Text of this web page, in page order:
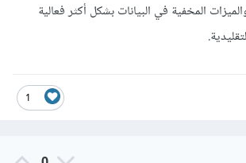
المخفية في البيانات بشكل أكثر فعالية
1